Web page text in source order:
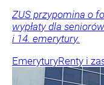
ZUS przypomina o
wypłaty dla
i 14. emerytury.
EmeryturyRenty i